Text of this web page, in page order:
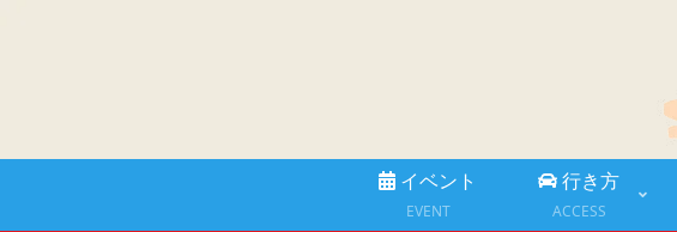
イベント
EVENT
行き方
ACCESS